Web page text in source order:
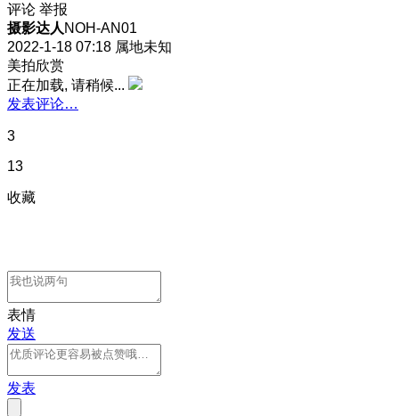
评论 举报
摄影达人 NOH-AN01
2022-1-18 07:18 属地未知
美拍欣赏
正在加载, 请稍候...
发表评论…
3
13
收藏
表情
发送
发表